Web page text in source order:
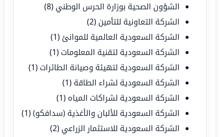
الشؤون الصحية بوزارة الحرس الوطني (8)
الشركة التعاونية للتأمين (2)
الشركة السعودية العالمية للموانئ (1)
الشركة السعودية لتقنية المعلومات (1)
الشركة السعودية لتهيئة وصيانة الطائرات (1)
الشركة السعودية لشراء الطاقة (1)
الشركة السعودية لشراكات المياه (1)
الشركة السعودية للألبان والأغذية (سدافكو)(1)
الشركة السعودية للاستثمار الزراعي (2)